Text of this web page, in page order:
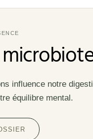
influence notre
équilibre mental.